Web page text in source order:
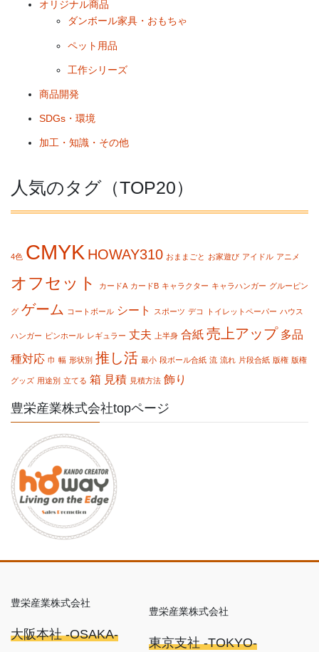
オリジナル商品
ダンボール家具・おもちゃ
ペット用品
工作シリーズ
商品開発
SDGs・環境
加工・知識・その他
人気のタグ（TOP20）
4色 CMYK HOWAY310 おままごと お家遊び アイドル アニメ
オフセット カードA カードB キャラクター キャラハンガー グルーピン
グ ゲーム コートボール シート スポーツ デコ トイレットペーパー ハウス
ハンガー ピンホール レギュラー 丈夫 上半身 合紙 売上アップ 多品
種対応 巾 幅 形状別 推し活 最小 段ボール合紙 流 流れ 片段合紙 版権 版権
グッズ 用途別 立てる 箱 見積 見積方法 飾り
豊栄産業株式会社topページ
豊栄産業株式会社
大阪本社 -OSAKA-
豊栄産業株式会社
東京支社 -TOKYO-